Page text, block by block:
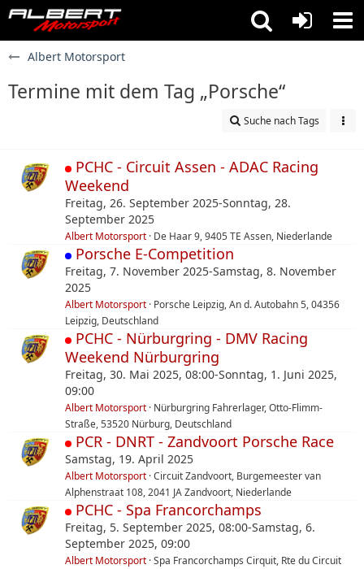
Albert Motorsport
Termine mit dem Tag „Porsche“
Suche nach Tags
PCHC - Circuit Assen - ADAC Racing
Weekend
Freitag, 26. September 2025-Sonntag, 28.
September 2025
Albert Motorsport De Haar 9, 9405 TE Assen, Niederlande
Porsche E-Competition
Freitag, 7. November 2025-Samstag, 8. November
2025
Albert Motorsport Porsche Leipzig, An d. Autobahn 5, 04356
Leipzig, Deutschland
PCHC - Nürburgring - DMV Racing
Weekend Nürburgring
Freitag, 30. Mai 2025, 08:00-Sonntag, 1. Juni 2025,
09:00
Albert Motorsport Nürburgring Fahrerlager, Otto-Flimm-
Straße, 53520 Nürburg, Deutschland
PCR - DNRT - Zandvoort Porsche Race
Samstag, 19. April 2025
Albert Motorsport Circuit Zandvoort, Burgemeester van
Alphenstraat 108, 2041 JA Zandvoort, Niederlande
PCHC - Spa Francorchamps
Freitag, 5. September 2025, 08:00-Samstag, 6.
September 2025, 09:00
Albert Motorsport Spa Francorchamps Cirquit, Rte du Circuit